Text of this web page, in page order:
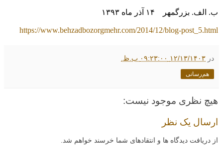
ب. الف. بزرگمهر ۱۴ آذر ماه ۱۳۹۳
https://www.behzadbozorgmehr.com/2014/12/blog-post_5.html
در ۱۲/۱۳/۱۴۰۳ ۰۹:۲۳:۰۰ ب.ظ.
هم‌رسانی
هیچ نظری موجود نیست:
ارسال یک نظر
از دریافت دیدگاه ها و انتقادهای شما خرسند خواهم شد.